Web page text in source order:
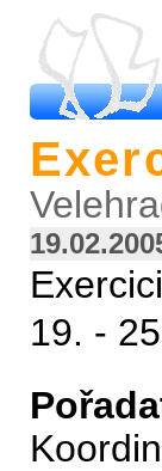
19. -